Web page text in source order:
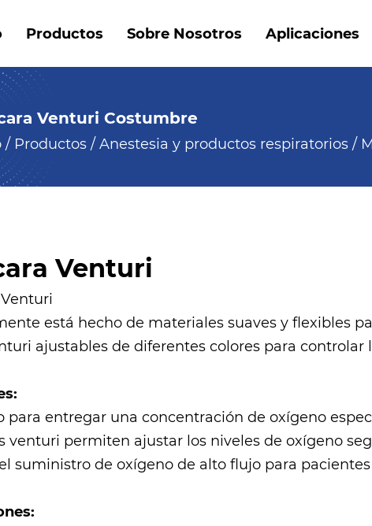
Productos Sobre Nosotros Aplicaciones
Venturi Costumbre
/ Productos/ Anestesia y productos respiratorios/
Venturi
está hecho de materiales suaves y flexibles
ajustables de diferentes colores para controlar
para entregar una concentración de oxígeno
venturi permiten ajustar los niveles de oxígeno
suministro de oxígeno de alto flujo para